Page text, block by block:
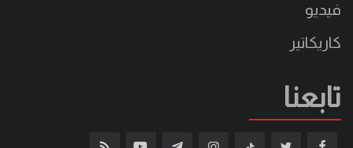
فيديو
كاريكاتير
تابعنا